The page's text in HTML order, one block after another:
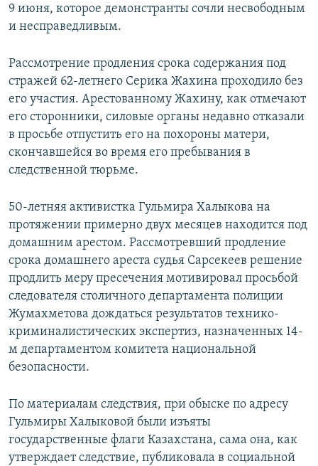
9 июня, которое демонстранты сочли несвободным
и несправедливым.
Рассмотрение продления срока содержания под
стражей 62-летнего Серика Жахина проходило без
его участия. Арестованному Жахину, как отмечают
его сторонники, силовые органы недавно отказали
в просьбе отпустить его на похороны матери,
скончавшейся во время его пребывания в
следственной тюрьме.
50-летняя активистка Гульмира Халыкова на
протяжении примерно двух месяцев находится под
домашним арестом. Рассмотревший продление
срока домашнего ареста судья Сарсекеев решение
продлить меру пресечения мотивировал просьбой
следователя столичного департамента полиции
Жумахметова дождаться результатов технико-
криминалистических экспертиз, назначенных 14-
м департаментом комитета национальной
безопасности.
По материалам следствия, при обыске по адресу
Гульмиры Халыковой были изъяты
государственные флаги Казахстана, сама она, как
утверждает следствие, публиковала в социальной